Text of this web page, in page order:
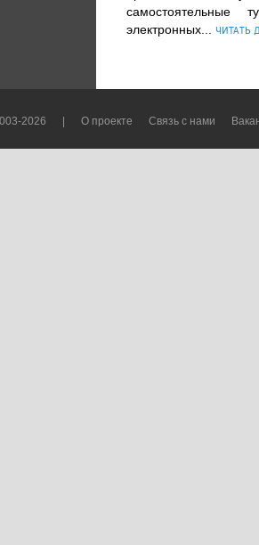
самостоятельные
электронных... ЧИТАТЬ
2026 О проекте Связь с нами